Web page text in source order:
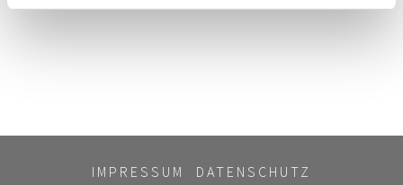
IMPRESSUM DATENSCHUTZ